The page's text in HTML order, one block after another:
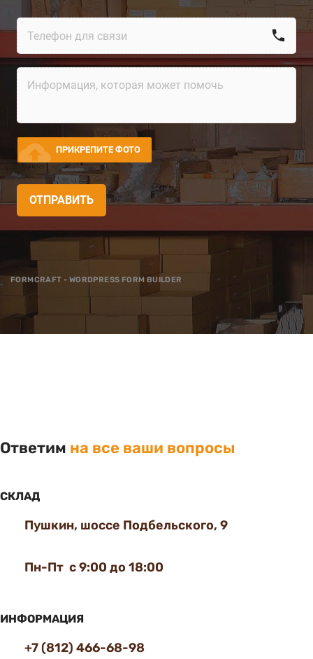
call
cloud_upload ПРИКРЕПИТЕ ФОТО
ОТПРАВИТЬ
FORMCRAFT - WORDPRESS FORM BUILDER
Ответим на все ваши вопросы
СКЛАД
Пушкин, шоссе Подбельского, 9
Пн-Пт с 9:00 до 18:00
ИНФОРМАЦИЯ
+7 (812) 466-68-98